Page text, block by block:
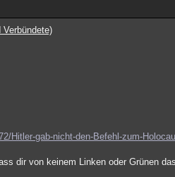
Verbündete)
Hitler-gab-nicht-den-Befehl-zum-
dir von keinem Linken oder Grünen